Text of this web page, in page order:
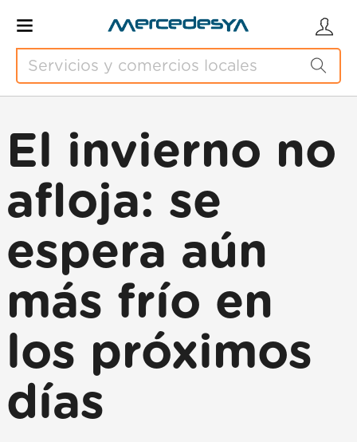
El invierno no
afloja: se
espera aún
más frío en
los próximos
días